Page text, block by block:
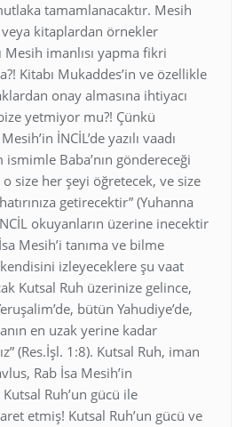
tamamlanacaktır. Mesih
veya kitaplardan örnekler
Mesih imanlısı yapma fikri
Kitabı Mukaddes’in ve özellikle
onay almasına ihtiyacı
yetmiyor mu?! Çünkü
İNCİL’de yazılı vaadı
Baba’nın göndereceği
size her şeyi öğretecek, ve size
getirecektir” (Yuhanna
okuyanların üzerine inecektir
Mesih’i tanıma ve bilme
izleyeceklere şu vaat
Kutsal Ruh üzerinize gelince,
bütün Yahudiye’de,
en uzak yerine kadar
(Res.İşl. 1:8). Kutsal Ruh, iman
Rab İsa Mesih’in
Kutsal Ruh’un gücü ile
etmiş! Kutsal Ruh’un gücü ve